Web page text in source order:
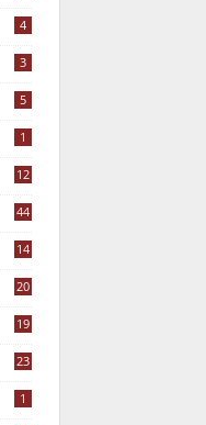
4
3
5
1
12
44
14
20
19
23
1